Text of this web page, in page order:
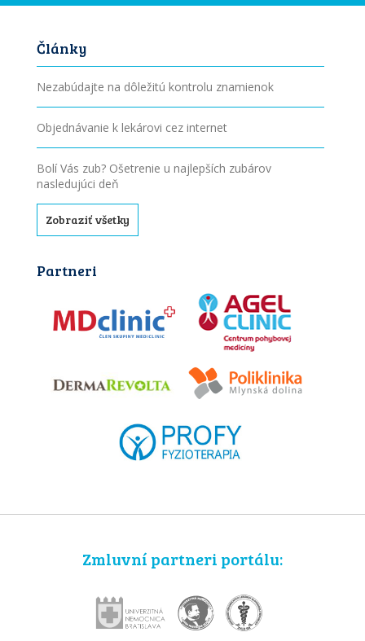
Články
Nezabúdajte na dôležitú kontrolu znamienok
Objednávanie k lekárovi cez internet
Bolí Vás zub? Ošetrenie u najlepších zubárov
nasledujúci deň
Zobraziť všetky
Partneri
Zmluvní partneri portálu: